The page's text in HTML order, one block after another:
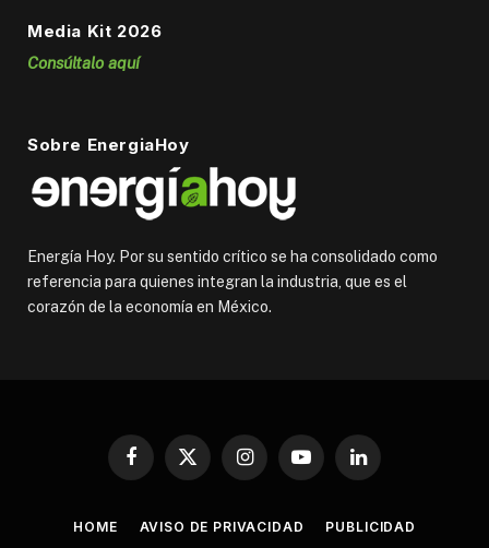
Media Kit 2026
Consúltalo aquí
Sobre EnergiaHoy
Energía Hoy. Por su sentido crítico se ha consolidado como
referencia para quienes integran la industria, que es el
corazón de la economía en México.
Facebook
X
InstagramYouTubeLinkedIn
HOME AVISO DE PRIVACIDAD PUBLICIDAD